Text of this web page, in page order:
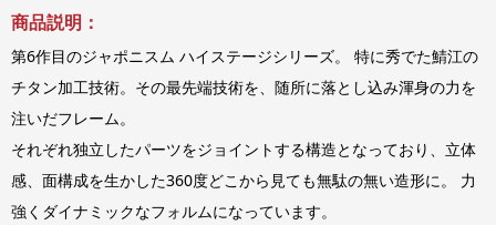
商品説明：
第6作目のジャポニスム ハイステージシリーズ。 特に秀でた鯖江の
チタン加工技術。その最先端技術を、随所に落とし込み渾身の力を
注いだフレーム。
それぞれ独立したパーツをジョイントする構造となっており、立体
感、面構成を生かした360度どこから見ても無駄の無い造形に。 力
強くダイナミックなフォルムになっています。